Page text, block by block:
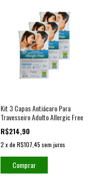
Kit 3 Capas Antiácaro Para
Travesseiro Adulto Allergic Free
R$214,90
2 xde R$107,45 sem juros